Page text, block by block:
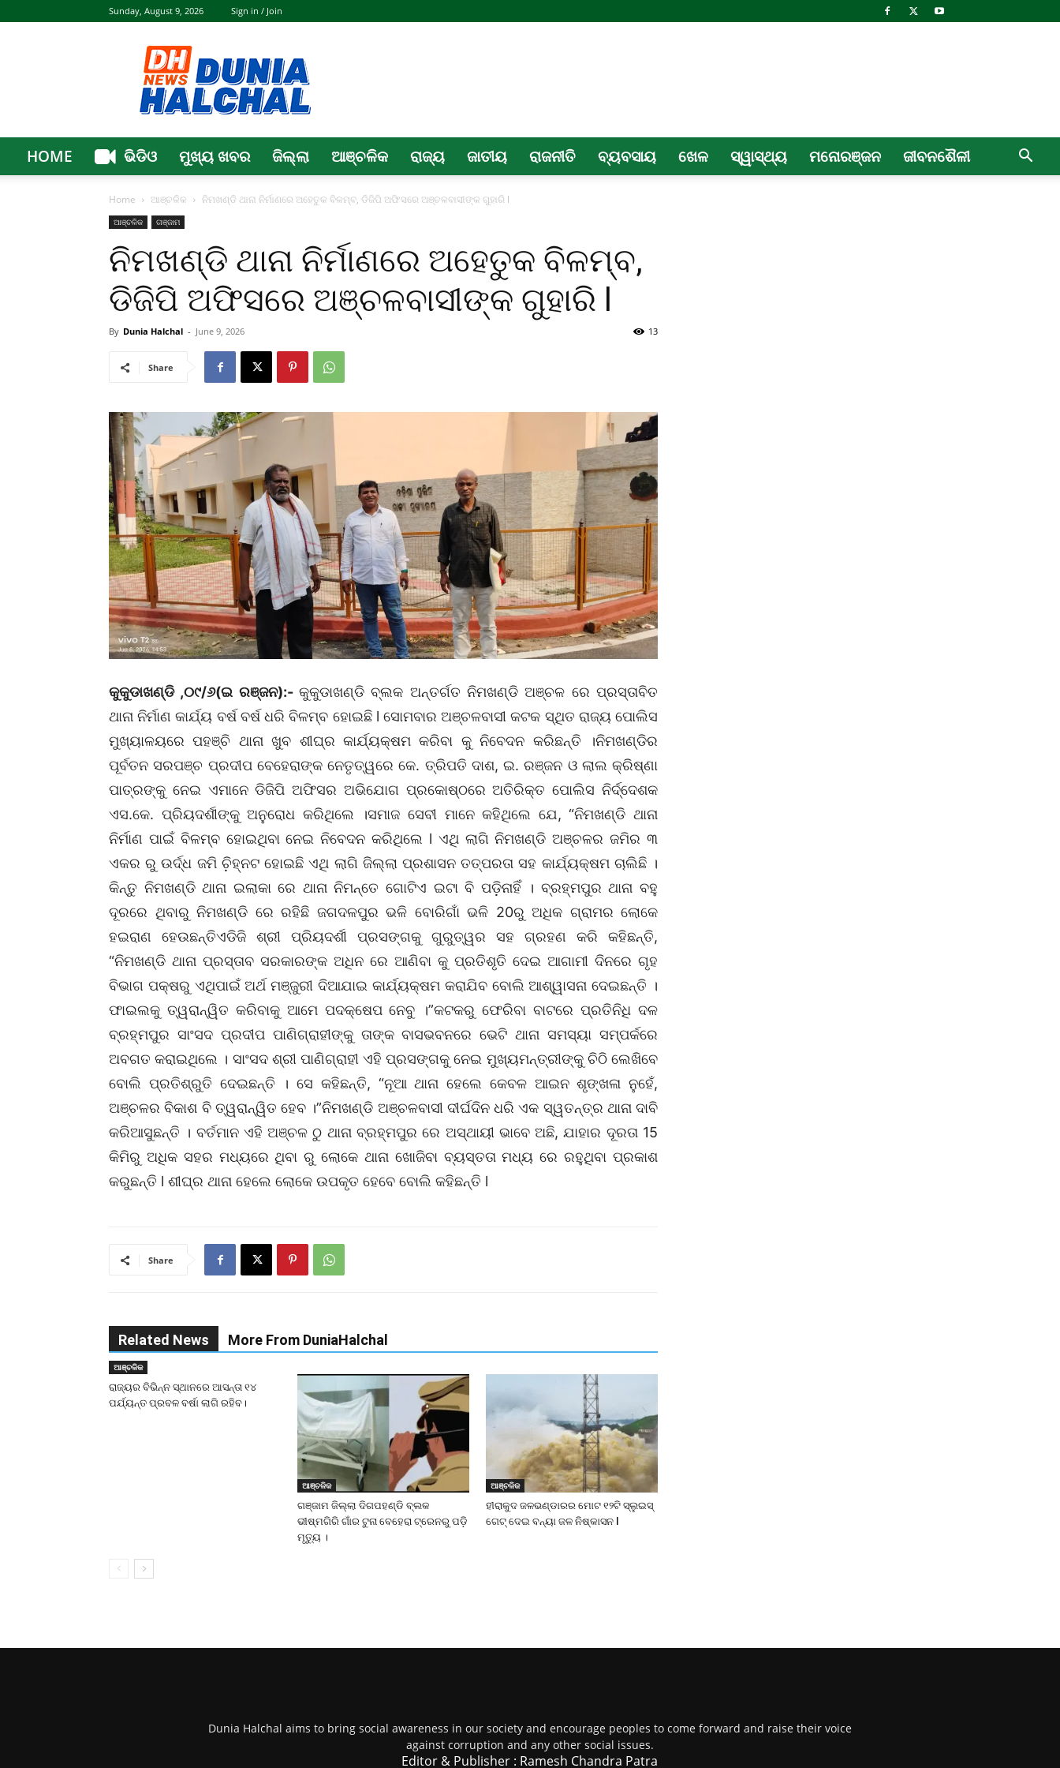
Sunday, August 9, 2026 Sign in / Join
Halchal
HOME ଭିଡିଓ ମୁଖ୍ୟ ଖବର ଜିଲ୍ଲା ଆଞ୍ଚଳିକ ରାଜ୍ୟ ଜାତୀୟ ରାଜନୀତି ବ୍ୟବସାୟ ଖେଳ ସ୍ୱାସ୍ଥ୍ୟ ମନୋରଞ୍ଜନ ଜୀବନଶୈଳୀ
Home ଆଞ୍ଚଳିକ ନିମଖଣ୍ଡି ଥାନା ନିର୍ମାଣରେ ଅହେତୁକ ବିଳମ୍ବ, ଡିଜିପି ଅଫିସରେ ଅଞ୍ଚଳବାସୀଙ୍କ ଗୁହାରି l
ଆଞ୍ଚଳିକ ଗଞ୍ଜାମ
ନିମଖଣ୍ଡି ଥାନା ନିର୍ମାଣରେ ଅହେତୁକ ବିଳମ୍ବ,
ଡିଜିପି ଅଫିସରେ ଅଞ୍ଚଳବାସୀଙ୍କ ଗୁହାରି l
By Dunia Halchal - June 9, 2026 13
Share
କୁକୁଡାଖଣ୍ଡି ,୦୯/୬(ଇ ରଞ୍ଜନ):- କୁକୁଡାଖଣ୍ଡି ବ୍ଲକ ଅନ୍ତର୍ଗତ ନିମଖଣ୍ଡି ଅଞ୍ଚଳ ରେ ପ୍ରସ୍ତାବିତ
ଥାନା ନିର୍ମାଣ କାର୍ଯ୍ୟ ବର୍ଷ ବର୍ଷ ଧରି ବିଳମ୍ବ ହୋଇଛି l ସୋମବାର ଅଞ୍ଚଳବାସୀ କଟକ ସ୍ଥିତ ରାଜ୍ୟ ପୋଲିସ
ମୁଖ୍ୟାଳୟରେ ପହଞ୍ଚି ଥାନା ଖୁବ ଶୀଘ୍ର କାର୍ଯ୍ୟକ୍ଷମ କରିବା କୁ ନିବେଦନ କରିଛନ୍ତି ।ନିମଖଣ୍ଡିର
ପୂର୍ବତନ ସରପଞ୍ଚ ପ୍ରଦୀପ ବେହେରାଙ୍କ ନେତୃତ୍ୱରେ କେ. ତ୍ରିପତି ଦାଶ, ଇ. ରଞ୍ଜନ ଓ ଲାଲ କ୍ରିଷ୍ଣା
ପାତ୍ରଙ୍କୁ ନେଇ ଏମାନେ ଡିଜିପି ଅଫିସର ଅଭିଯୋଗ ପ୍ରକୋଷ୍ଠରେ ଅତିରିକ୍ତ ପୋଲିସ ନିର୍ଦ୍ଦେଶକ
ଏସ.କେ. ପ୍ରିୟଦର୍ଶୀଙ୍କୁ ଅନୁରୋଧ କରିଥିଲେ ।ସମାଜ ସେବୀ ମାନେ କହିଥିଲେ ଯେ, “ନିମଖଣ୍ଡି ଥାନା
ନିର୍ମାଣ ପାଇଁ ବିଳମ୍ବ ହୋଇଥିବା ନେଇ ନିବେଦନ କରିଥିଲେ l ଏଥି ଲାଗି ନିମଖଣ୍ଡି ଅଞ୍ଚଳର ଜମିର ୩
ଏକର ରୁ ଉର୍ଦ୍ଧ ଜମି ଚି଼ହ୍ନଟ ହୋଇଛି ଏଥି ଲାଗି ଜିଲ୍ଲା ପ୍ରଶାସନ ତତ୍ପରତା ସହ କାର୍ଯ୍ୟକ୍ଷମ ଚାଲିଛି ।
କିନ୍ତୁ ନିମଖଣ୍ଡି ଥାନା ଇଲାକା ରେ ଥାନା ନିମନ୍ତେ ଗୋଟିଏ ଇଟା ବି ପଡ଼ିନାହିଁ । ବ୍ରହ୍ମପୁର ଥାନା ବହୁ
ଦୂରରେ ଥିବାରୁ ନିମଖଣ୍ଡି ରେ ରହିଛି ଜଗଦଳପୁର ଭଳି ବୋରିଗାଁ ଭଳି 20ରୁ ଅଧିକ ଗ୍ରାମର ଲୋକେ
ହଇରାଣ ହେଉଛନ୍ତିଏଡିଜି ଶ୍ରୀ ପ୍ରିୟଦର୍ଶୀ ପ୍ରସଙ୍ଗକୁ ଗୁରୁତ୍ୱର ସହ ଗ୍ରହଣ କରି କହିଛନ୍ତି,
“ନିମଖଣ୍ଡି ଥାନା ପ୍ରସ୍ତାବ ସରକାରଙ୍କ ଅଧିନ ରେ ଆଣିବା କୁ ପ୍ରତିଶୃତି ଦେଇ ଆଗାମୀ ଦିନରେ ଗୃହ
ବିଭାଗ ପକ୍ଷରୁ ଏଥିପାଇଁ ଅର୍ଥ ମଞ୍ଜୁରୀ ଦିଆଯାଇ କାର୍ଯ୍ୟକ୍ଷମ କରାଯିବ ବୋଲି ଆଶ୍ୱାସନା ଦେଇଛନ୍ତି ।
ଫାଇଲକୁ ତ୍ୱରାନ୍ୱିତ କରିବାକୁ ଆମେ ପଦକ୍ଷେପ ନେବୁ ।”କଟକରୁ ଫେରିବା ବାଟରେ ପ୍ରତିନିଧି ଦଳ
ବ୍ରହ୍ମପୁର ସାଂସଦ ପ୍ରଦୀପ ପାଣିଗ୍ରାହୀଙ୍କୁ ତାଙ୍କ ବାସଭବନରେ ଭେଟି ଥାନା ସମସ୍ୟା ସମ୍ପର୍କରେ
ଅବଗତ କରାଇଥିଲେ । ସାଂସଦ ଶ୍ରୀ ପାଣିଗ୍ରାହୀ ଏହି ପ୍ରସଙ୍ଗକୁ ନେଇ ମୁଖ୍ୟମନ୍ତ୍ରୀଙ୍କୁ ଚିଠି ଲେଖିବେ
ବୋଲି ପ୍ରତିଶ୍ରୁତି ଦେଇଛନ୍ତି । ସେ କହିଛନ୍ତି, “ନୂଆ ଥାନା ହେଲେ କେବଳ ଆଇନ ଶୃଙ୍ଖଳା ନୁହେଁ,
ଅଞ୍ଚଳର ବିକାଶ ବି ତ୍ୱରାନ୍ୱିତ ହେବ ।”ନିମଖଣ୍ଡି ଅଞ୍ଚଳବାସୀ ଦୀର୍ଘଦିନ ଧରି ଏକ ସ୍ୱତନ୍ତ୍ର ଥାନା ଦାବି
କରିଆସୁଛନ୍ତି । ବର୍ତମାନ ଏହି ଅଞ୍ଚଳ ଠୁ ଥାନା ବ୍ରହ୍ମପୁର ରେ ଅସ୍ଥାୟୀ ଭାବେ ଅଛି, ଯାହାର ଦୂରତା 15
କିମିରୁ ଅଧିକ ସହର ମଧ୍ୟରେ ଥିବା ରୁ ଲୋକେ ଥାନା ଖୋଜିବା ବ୍ୟସ୍ତତା ମଧ୍ୟ ରେ ରହୁଥିବା ପ୍ରକାଶ
କରୁଛନ୍ତି l ଶୀଘ୍ର ଥାନା ହେଲେ ଲୋକେ ଉପକୃତ ହେବେ ବୋଲି କହିଛନ୍ତି l
Share
Related News More From DuniaHalchal
ଆଞ୍ଚଳିକ
ରାଜ୍ୟର ବିଭିନ୍ନ ସ୍ଥାନରେ ଆସନ୍ତା ୧୪
ପର୍ଯ୍ୟନ୍ତ ପ୍ରବଳ ବର୍ଷା ଲାଗି ରହିବ।
ଆଞ୍ଚଳିକ
ଗଞ୍ଜାମ ଜିଲ୍ଲା ଦିଗପହଣ୍ଡି ବ୍ଲକ
ଭୀଷ୍ମଗିରି ଗାଁର ଟୁନା ବେହେରା ଟ୍ରେନରୁ ପଡ଼ି
ମୃତ୍ୟୁ ।
ଆଞ୍ଚଳିକ
ହୀରାକୁଦ ଜଳଭଣ୍ଡାରର ମୋଟ ୧୨ଟି ସ୍ଲୁଇସ୍
ଗେଟ୍ ଦେଇ ବନ୍ୟା ଜଳ ନିଷ୍କାସନ l
Dunia Halchal aims to bring social awareness in our society and encourage peoples to come forward and raise their voice
against corruption and any other social issues.
Editor & Publisher : Ramesh Chandra Patra